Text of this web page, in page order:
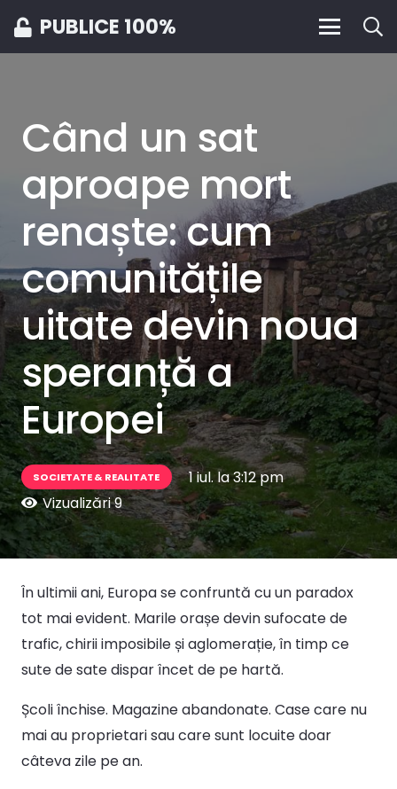
PUBLICE 100%
Când un sat
aproape mort
renaște: cum
comunitățile
uitate devin noua
speranță a
Europei
SOCIETATE & REALITATE
1 iul. la 3:12 pm
Vizualizări9
În ultimii ani, Europa se confruntă cu un paradox
tot mai evident. Marile orașe devin sufocate de
trafic, chirii imposibile și aglomerație, în timp ce
sute de sate dispar încet de pe hartă.
Școli închise. Magazine abandonate. Case care nu
mai au proprietari sau care sunt locuite doar
câteva zile pe an.